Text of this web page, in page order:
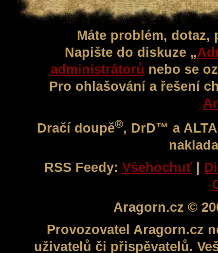
Máte problém,
Napište do diskuze „
administrátorů nebo se
Pro ohlašování a řešení
Dračí doupě®, DrD™ a
RSS Feedy: Všehochuť
Aragorn.cz ©
Provozovatel Aragorn.cz
uživatelů či přispěvatelů.